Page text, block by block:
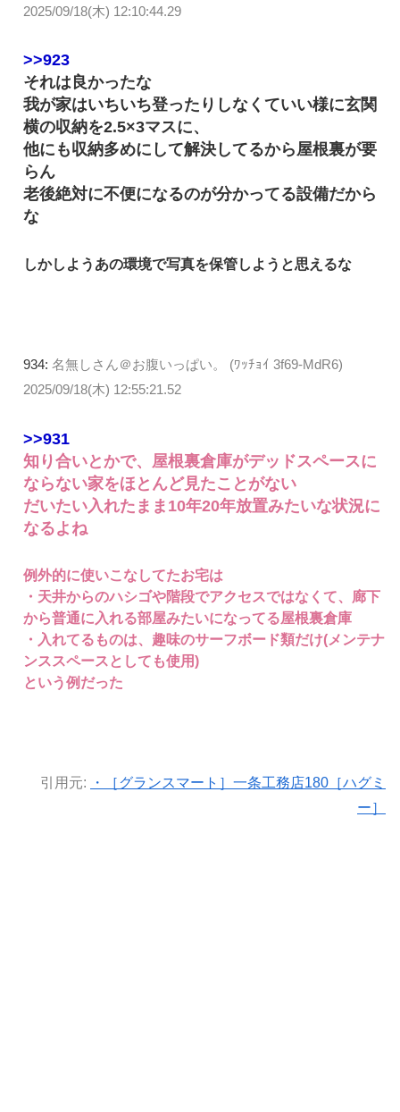
2025/09/18(木) 12:10:44.29
>>923
それは良かったな
我が家はいちいち登ったりしなくていい様に玄関
横の収納を2.5×3マスに、
他にも収納多めにして解決してるから屋根裏が要
らん
老後絶対に不便になるのが分かってる設備だから
な
しかしようあの環境で写真を保管しようと思えるな
934: 名無しさん＠お腹いっぱい。 (ﾜｯﾁｮｲ 3f69-MdR6)
2025/09/18(木) 12:55:21.52
>>931
知り合いとかで、屋根裏倉庫がデッドスペースに
ならない家をほとんど見たことがない
だいたい入れたまま10年20年放置みたいな状況に
なるよね
例外的に使いこなしてたお宅は
・天井からのハシゴや階段でアクセスではなくて、廊下
から普通に入れる部屋みたいになってる屋根裏倉庫
・入れてるものは、趣味のサーフボード類だけ(メンテナ
ンススペースとしても使用)
という例だった
引用元:
・［グランスマート］一条工務店180［ハグミ
ー］